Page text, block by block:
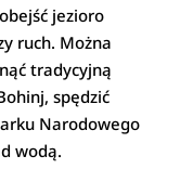
jezioro
ruch. Można
tradycyjną
spędzić
Narodowego
wodą.